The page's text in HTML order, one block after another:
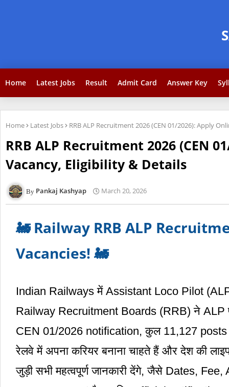
Home Latest Jobs Result Admit Card Answer Key
Home Latest Jobs RRB ALP Recruitment 2026 (CEN 01/2026): Apply
RRB ALP Recruitment 2026 (CEN
Vacancy, Eligibility & Details
Pankaj Kashyap March 20, 2026
🚂 Railway RRB ALP
Vacancies! 🚂
Indian Railways में Assistant Loco Pilot
Railway Recruitment Boards (RRB) ने ALP
CEN 01/2026 notification, कुल 11,127 posts
रेलवे में अपना करियर बनाना चाहते हैं और देश की
जुड़ी सभी महत्वपूर्ण जानकारी देंगे, जैसे Dates,